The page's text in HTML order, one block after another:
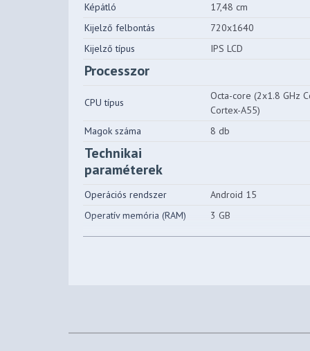
Képátló
17,48 cm
Kijelző felbontás
720x1640
Kijelző típus
IPS LCD
Processzor
CPU típus
Octa-core (2x1.8 GHz
Cortex-A55)
Magok száma
8 db
Technikai
paraméterek
Operációs rendszer
Android 15
Operatív memória (RAM)
3 GB
Belső memória
64 GB